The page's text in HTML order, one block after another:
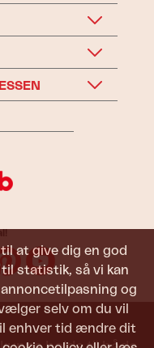
at give dig en god
statistik, så vi kan
og
selv om du vil
enhver tid ændre dit